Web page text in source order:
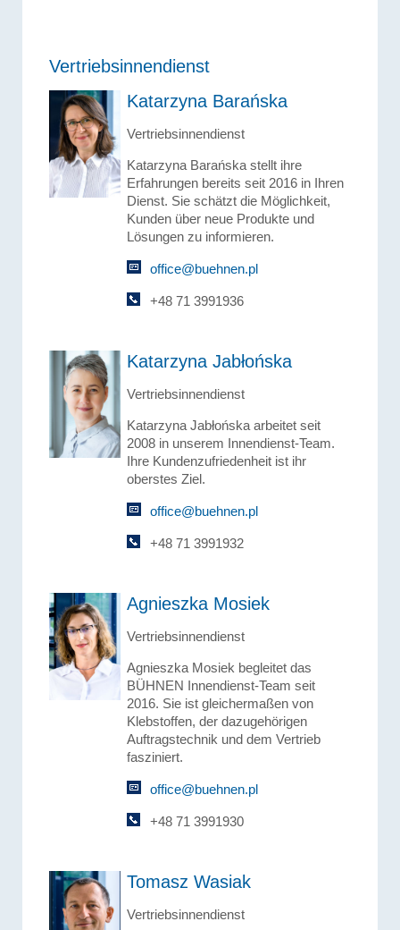
Vertriebsinnendienst
Katarzyna Barańska
Vertriebsinnendienst
Katarzyna Barańska stellt ihre
Erfahrungen bereits seit 2016 in Ihren
Dienst. Sie schätzt die Möglichkeit,
Kunden über neue Produkte und
Lösungen zu informieren.
office@buehnen.pl
+48 71 3991936
Katarzyna Jabłońska
Vertriebsinnendienst
Katarzyna Jabłońska arbeitet seit
2008 in unserem Innendienst-Team.
Ihre Kundenzufriedenheit ist ihr
oberstes Ziel.
office@buehnen.pl
+48 71 3991932
Agnieszka Mosiek
Vertriebsinnendienst
Agnieszka Mosiek begleitet das
BÜHNEN Innendienst-Team seit
2016. Sie ist gleichermaßen von
Klebstoffen, der dazugehörigen
Auftragstechnik und dem Vertrieb
fasziniert.
office@buehnen.pl
+48 71 3991930
Tomasz Wasiak
Vertriebsinnendienst